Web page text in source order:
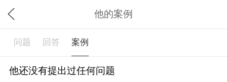
他的案例
问题 回答 案例
他还没有提出过任何问题